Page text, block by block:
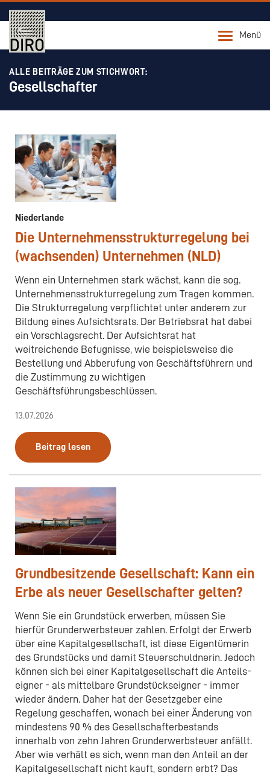
Menü
ALLE BEITRÄGE ZUM STICHWORT:
Gesellschafter
Niederlande
Die Unternehmensstrukturregelung bei
(wachsenden) Unternehmen (NLD)
Wenn ein Unternehmen stark wächst, kann die sog.
Unternehmensstrukturregelung zum Tragen kommen.
Die Strukturregelung verpflichtet unter anderem zur
Bildung eines Aufsichtsrats. Der Betriebsrat hat dabei
ein Vorschlagsrecht. Der Aufsichtsrat hat
weitreichende Befugnisse, wie beispielsweise die
Bestellung und Abberufung von Geschäftsführern und
die Zustimmung zu wichtigen
Geschäftsführungsbeschlüssen.
13.07.2026
Beitrag lesen
Grundbesitzende Gesellschaft: Kann ein
Erbe als neuer Gesellschafter gelten?
Wenn Sie ein Grundstück erwerben, müssen Sie
hierfür Grunderwerbsteuer zahlen. Erfolgt der Erwerb
über eine Kapitalgesellschaft, ist diese Eigentümerin
des Grundstücks und damit Steuerschuldnerin. Jedoch
können sich bei einer Kapitalgesellschaft die Anteils­
eigner - als mittelbare Grundstückseigner - immer
wieder ändern. Daher hat der Gesetzge­ber eine
Regelung geschaffen, wonach bei einer Änderung von
mindestens 90 % des Gesellschafterbestands
innerhalb von zehn Jahren Grunderwerbsteuer anfällt.
Aber wie verhält es sich, wenn man den Anteil an der
Kapitalgesellschaft nicht kauft, sondern erbt? Das